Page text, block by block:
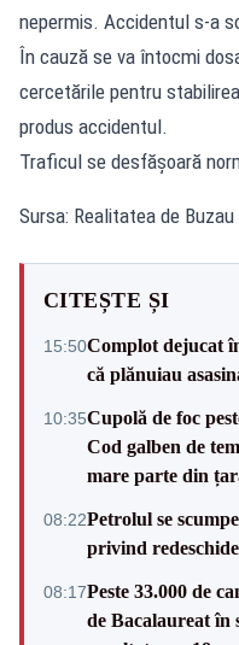
nepermis. Accidentul s-a
În cauză se va întocmi
cercetările pentru
produs accidentul.
Traficul se desfășoară
Sursa: Realitatea de Buzau
CITEȘTE ȘI
15:50Complot dejucat
că plănuiau
10:35Cupolă de foc
Cod galben de
mare parte din
08:22Petrolul se
privind
08:17Peste 33.000 de
de Bacalaureat în